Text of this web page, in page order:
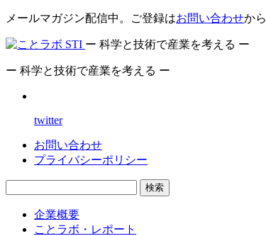
メールマガジン配信中。ご登録はお問い合わせから
ー 科学と技術で産業を考える ー
ー 科学と技術で産業を考える ー
twitter
お問い合わせ
プライバシーポリシー
検索
企業概要
ことラボ・レポート